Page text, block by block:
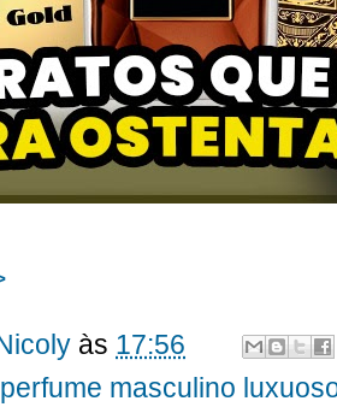
às 17:56
perfume masculino